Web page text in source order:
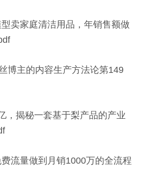
卖家庭清洁用品，年销售额做
博主的内容生产方法论第149
，揭秘一套基于梨产品的产业
流量做到月销1000万的全流程